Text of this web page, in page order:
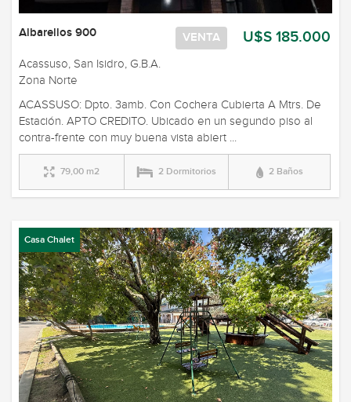
U$S 185.000
VENTA
Albarellos 900
Acassuso, San Isidro, G.B.A.
Zona Norte
ACASSUSO: Dpto. 3amb. Con Cochera Cubierta A Mtrs. De
Estación. APTO CREDITO. Ubicado en un segundo piso al
contra-frente con muy buena vista abiert ...
79,00 m2 2 Dormitorios 2 Baños
Casa Chalet